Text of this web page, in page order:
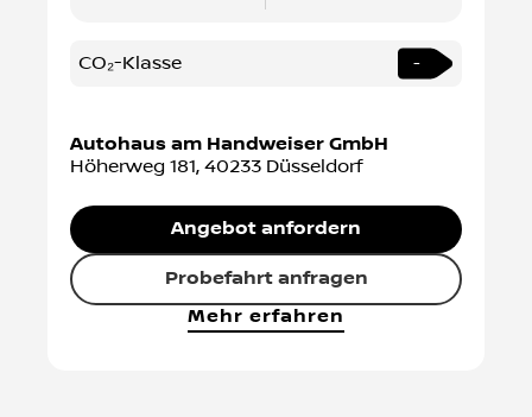
CO₂-Klasse -
Autohaus am Handweiser GmbH
Höherweg 181,40233 Düsseldorf
Angebot anfordern
Probefahrt anfragen
Mehr erfahren